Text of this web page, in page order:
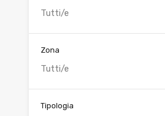
Tutti/e
Zona
Tutti/e
Tipologia